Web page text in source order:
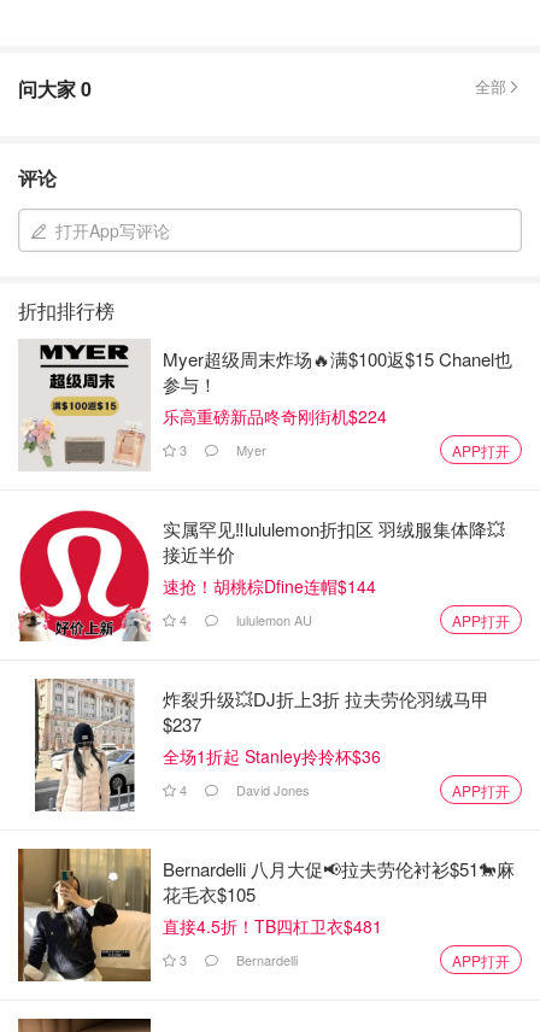
1.牛尾巴清洗干净
问大家0 全部
评论
打开App写评论
折扣排行榜
Myer超级周末炸场🔥满$100返$15 Chanel也
参与！
乐高重磅新品咚奇刚街机$224
3 Myer APP打开
实属罕见‼️lululemon折扣区 羽绒服集体降💥
接近半价
速抢！胡桃棕Dfine连帽$144
4 lululemon AU APP打开
炸裂升级💥DJ折上3折 拉夫劳伦羽绒马甲
$237
全场1折起 Stanley拎拎杯$36
4 David Jones APP打开
Bernardelli 八月大促📢拉夫劳伦衬衫$51🐎麻
花毛衣$105
直接4.5折！TB四杠卫衣$481
3 Bernardelli APP打开